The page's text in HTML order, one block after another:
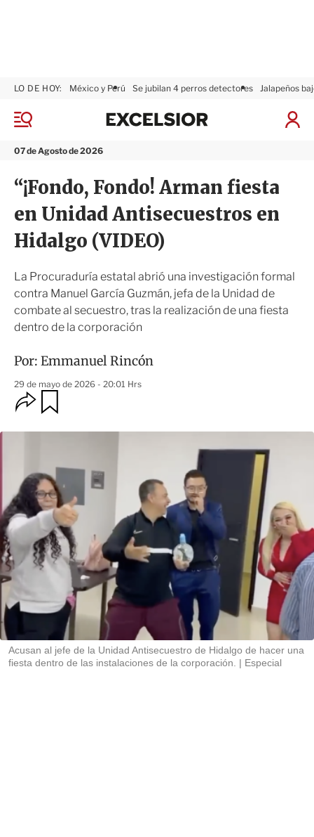
M
n
07 de Agosto de 2026
LO DE HOY: México y Perú Se jubilan 4 perros detectores Jalapeños
I
ó
x
i
r
“¡Fondo, Fondo! Arman fiesta
en Unidad Antisecuestros en
Hidalgo (VIDEO)
La Procuraduría estatal abrió una investigación formal
contra Manuel García Guzmán, jefa de la Unidad de
combate al secuestro, tras la realización de una fiesta
dentro de la corporación
Por: Emmanuel Rincón
29 de mayo de 2026 - 20:01 Hrs
O
p
i
e
s
d
e
c
o
m
p
t
r
r
Acusan al jefe de la Unidad Antisecuestro de Hidalgo de hacer una
fiesta dentro de las instalaciones de la corporación.
Especial